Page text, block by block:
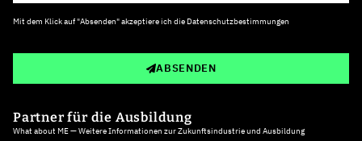
Mit dem Klick auf "Absenden" akzeptiere ich die Datenschutzbestimmungen
ABSENDEN
Partner für die Ausbildung
What about ME — Weitere Informationen zur Zukunftsindustrie und Ausbildung